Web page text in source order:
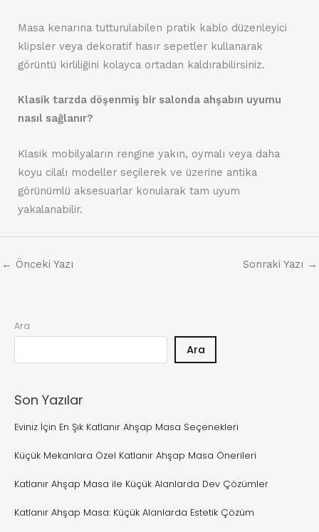
Masa kenarına tutturulabilen pratik kablo düzenleyici
klipsler veya dekoratif hasır sepetler kullanarak
görüntü kirliliğini kolayca ortadan kaldırabilirsiniz.
Klasik tarzda döşenmiş bir salonda ahşabın uyumu
nasıl sağlanır?
Klasik mobilyaların rengine yakın, oymalı veya daha
koyu cilalı modeller seçilerek ve üzerine antika
görünümlü aksesuarlar konularak tam uyum
yakalanabilir.
← Önceki Yazı Sonraki Yazı →
Ara
Ara
Son Yazılar
Eviniz İçin En Şık Katlanır Ahşap Masa Seçenekleri
Küçük Mekanlara Özel Katlanır Ahşap Masa Önerileri
Katlanır Ahşap Masa ile Küçük Alanlarda Dev Çözümler
Katlanır Ahşap Masa: Küçük Alanlarda Estetik Çözüm